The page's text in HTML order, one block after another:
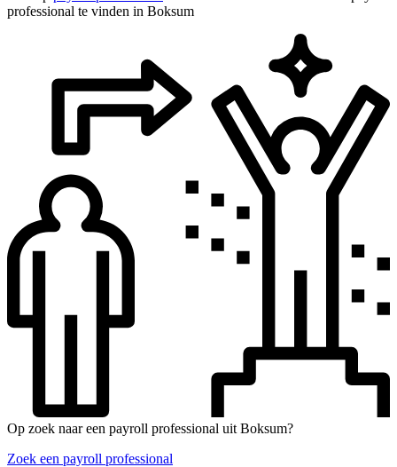
professional te vinden in Boksum
Op zoek naar een payroll professional uit Boksum?
Zoek een payroll professional